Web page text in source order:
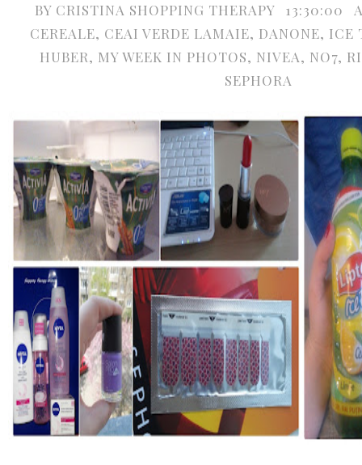
BY CRISTINA SHOPPING THERAPY 13:30:00
CEREALE, CEAI VERDE LAMAIE, DANONE, ICE
HUBER, MY WEEK IN PHOTOS, NIVEA, NO7,
SEPHORA